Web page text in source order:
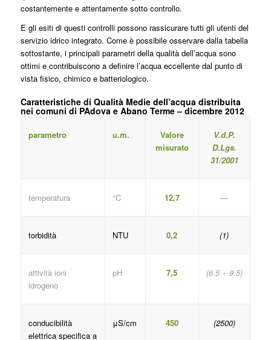
costantemente e attentamente sotto controllo.
E gli esiti di questi controlli possono rassicurare tutti gli utenti del
servizio idrico integrato. Come è possibile osservare dalla tabella
sottostante, i principali parametri della qualità dell’acqua sono
ottimi e contribuiscono a definire l’acqua eccellente dal punto di
vista fisico, chimico e batteriologico.
Caratteristiche di Qualità Medie dell’acqua distribuita
nei comuni di PAdova e Abano Terme – dicembre 2012
parametro u.m.
Valore
misurato
V.d.P.
D.Lgs.
31/2001
temperatura °C 12,7 —
torbidità NTU 0,2 (1)
attività ioni
idrogeno
pH 7,5 (6.5 ÷ 9.5)
conducibilità
elettrica specifica a
μS/cm 450 (2500)